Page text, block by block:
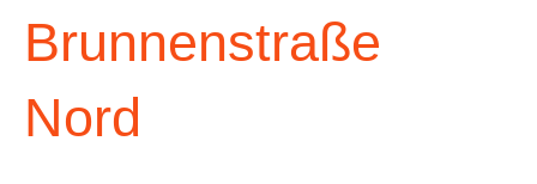
Brunnenstraße
Nord